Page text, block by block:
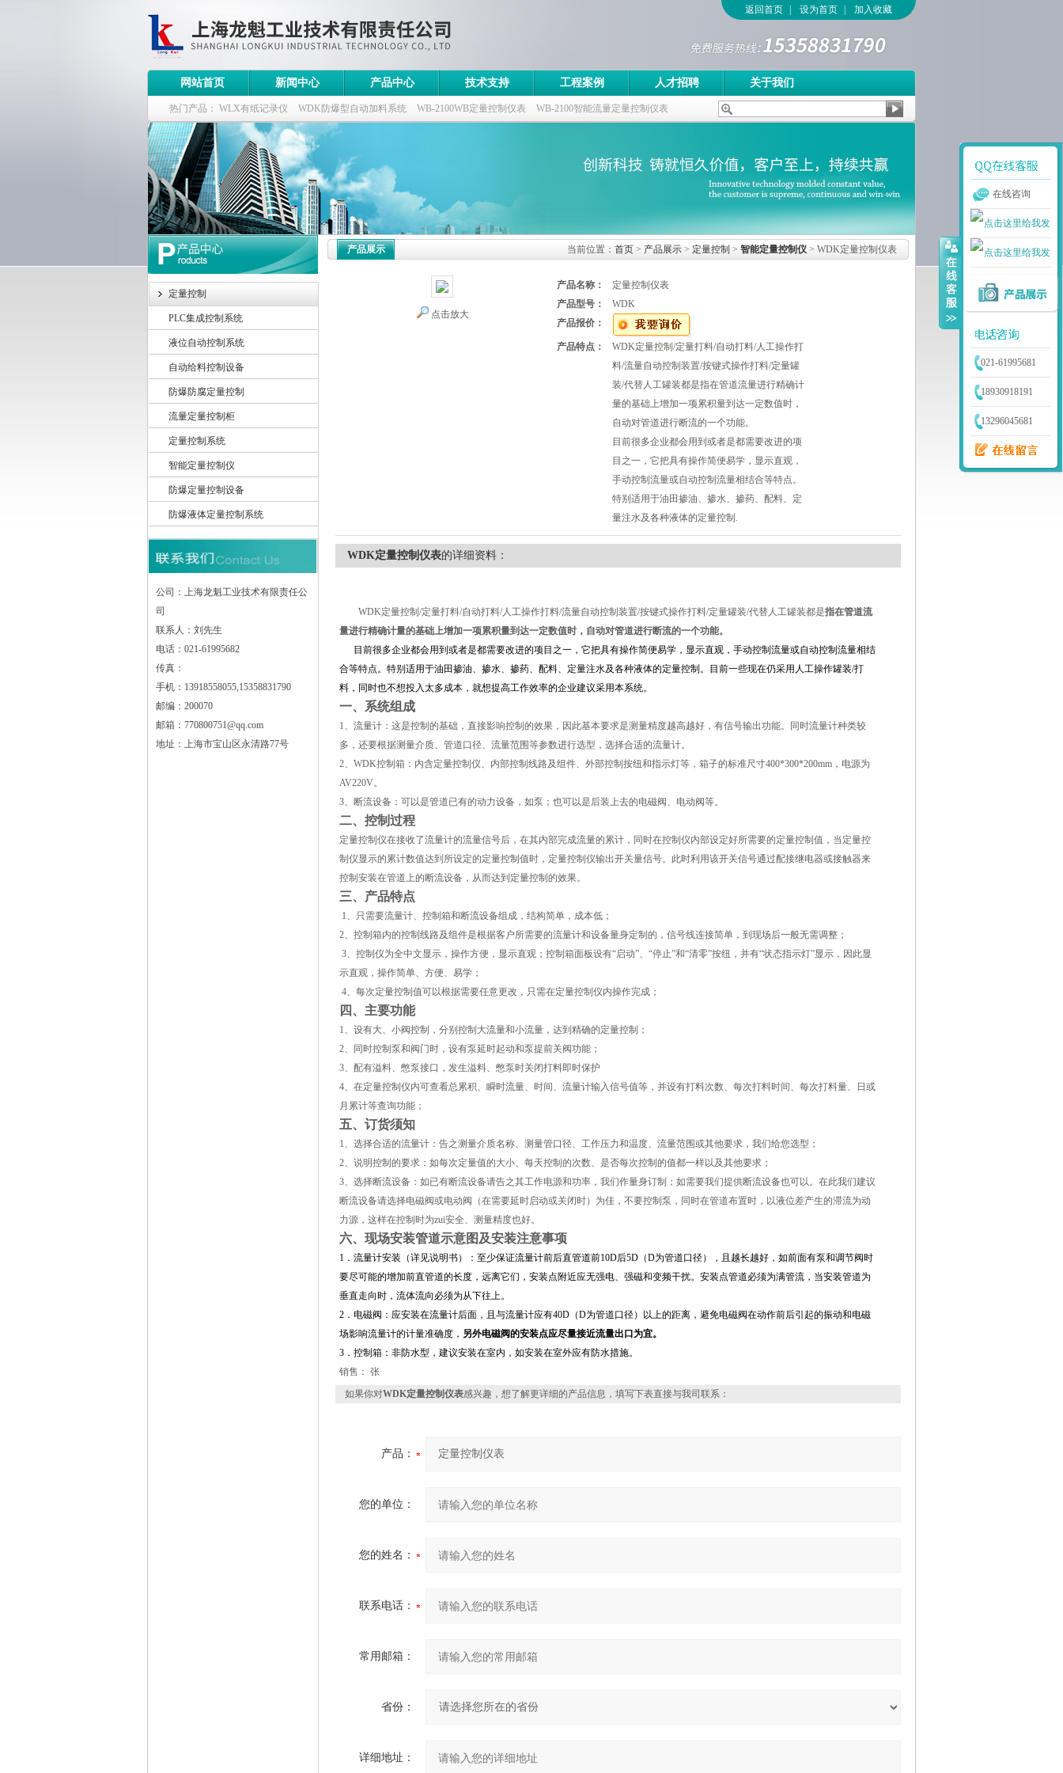
上海龙魁工业技术有限责任公司
返回首页 设为首页 加入收藏
网站首页 新闻中心 产品中心 技术支持 工程案例 人才招聘 关于我们
热门产品： WLX有纸记录仪 WDK防爆型自动加料系统 WB-2100WB定量控制仪表 WB-2100智能流量定量控制仪表
WDK流量定量控制柜 WB-2100定量装车控制仪
定量控制
PLC集成控制系统
液位自动控制系统
自动给料控制设备
防爆防腐定量控制
流量定量控制柜
定量控制系统
智能定量控制仪
防爆定量控制设备
防爆液体定量控制系统
公司：上海龙魁工业技术有限责任公
司
联系人：刘先生
电话：021-61995682
传真：
手机：13918558055,15358831790
邮编：200070
邮箱：770800751@qq.com
地址：上海市宝山区永清路77号
产品展示 当前位置： 首页 > 产品展示 > 定量控制 > 智能定量控制仪 > WDK定量控制仪表
点击放大
产品名称：
定量控制仪表
产品型号：
WDK
产品报价：
产品特点：
WDK定量控制/定量打料/自动打料/人工操作打
料/流量自动控制装置/按键式操作打料/定量罐
装/代替人工罐装都是指在管道流量进行精确计
量的基础上增加一项累积量到达一定数值时，
自动对管道进行断流的一个功能。
目前很多企业都会用到或者是都需要改进的项
目之一，它把具有操作简便易学，显示直观，
手动控制流量或自动控制流量相结合等特点。
特别适用于油田掺油、掺水、掺药、配料、定
量注水及各种液体的定量控制.
WDK定量控制仪表的详细资料：
WDK定量控制 /定量打料/自动打料/人工操作打料/流量自动控制装置/按键式操作打料/定量罐装/代替人工罐装都是指在管道流
量进行精确计量的基础上增加一项累积量到达一定数值时，自动对管道进行断流的一个功能。
目前很多企业都会用到或者是都需要改进的项目之一，它把具有操作简便易学，显示直观，手动控制流量或自动控制流量相结
合等特点。特别适用于油田掺油、掺水、掺药、配料、定量注水及各种液体的定量控制。目前一些现在仍采用人工操作罐装/打
料，同时也不想投入太多成本，就想提高工作效率的企业建议采用本系统。
一、系统组成
1、流量计：这是控制的基础，直接影响控制的效果，因此基本要求是测量精度越高越好，有信号输出功能。同时流量计种类较
多，还要根据测量介质、管道口径、流量范围等参数进行选型，选择合适的流量计。
2、 WDK控制箱：内含定量控制仪、内部控制线路及组件、外部控制按纽和指示灯等，箱子的标准尺寸400*300*200mm ，电源为
AV220V。
3、断流设备：可以是管道已有的动力设备，如泵；也可以是后装上去的电磁阀、电动阀等。
二、控制过程
定量控制仪在接收了流量计的流量信号后，在其内部完成流量的累计，同时在控制仪内部设定好所需要的定量控制值，当定量控
制仪显示的累计数值达到所设定的定量控制值时，定量控制仪输出开关量信号。此时利用该开关信号通过配接继电器或接触器来
控制安装在管道上的断流设备，从而达到定量控制的效果。
三、产品特点
1、只需要流量计、控制箱和断流设备组成，结构简单，成本低；
2、控制箱内的控制线路及组件是根据客户所需要的流量计和设备量身定制的，信号线连接简单，到现场后一般无需调整；
3、控制仪为全中文显示，操作方便，显示直观；控制箱面板设有“启动”、“停止”和“清零”按纽，并有“状态指示灯”显示，因此显
示直观，操作简单、方便、易学；
4、每次定量控制值可以根据需要任意更改，只需在定量控制仪内操作完成；
四、主要功能
1、设有大、小阀控制，分别控制大流量和小流量，达到精确的定量控制；
2、同时控制泵和阀门时，设有泵延时起动和泵提前关阀功能；
3、配有溢料、憋泵接口，发生溢料、憋泵时关闭打料即时保护
4、在定量控制仪内可查看总累积、瞬时流量、时间、流量计输入信号值等，并设有打料次数、每次打料时间、每次打料量、日或
月累计等查询功能；
五、订货须知
1、选择合适的流量计：告之测量介质名称、测量管口径、工作压力和温度、流量范围或其他要求，我们给您选型；
2、说明控制的要求：如每次定量值的大小、每天控制的次数、是否每次控制的值都一样以及其他要求；
3、选择断流设备：如已有断流设备请告之其工作电源和功率，我们作量身订制；如需要我们提供断流设备也可以。在此我们建议
断流设备请选择电磁阀或电动阀（在需要延时启动或关闭时）为佳，不要控制泵，同时在管道布置时，以液位差产生的滞流为动
力源，这样在控制时为zui安全、测量精度也好。
六、现场安装管道示意图及安装注意事项
1 ．流量计安装（详见说明书）：至少保证流量计前后直管道前10D后5D （D为管道口径），且越长越好，如前面有泵和调节阀时
要尽可能的增加前直管道的长度，远离它们，安装点附近应无强电、强磁和变频干扰。安装点管道必须为满管流，当安装管道为
垂直走向时，流体流向必须为从下往上。
2 ．电磁阀：应安装在流量计后面，且与流量计应有40D （D为管道口径）以上的距离，避免电磁阀在动作前后引起的振动和电磁
场影响流量计的计量准确度， 另外电磁阀的安装点应尽量接近流量出口为宜。
3．控制箱：非防水型，建议安装在室内，如安装在室外应有防水措施。
销售： 张
如果你对WDK定量控制仪表感兴趣，想了解更详细的产品信息，填写下表直接与我司联系：
产品：
您的单位：
您的姓名：
联系电话：
常用邮箱：
省份：
详细地址：
在线咨询
021-61995681
18930918191
13296045681